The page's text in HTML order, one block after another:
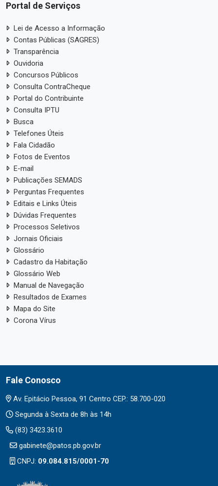
Portal de Serviços
Lei de Acesso a Informação
Contas Públicas (SAGRES)
Transparência
Ouvidoria
Concursos Públicos
Consulta ContraCheque
Portal do Contribuinte
Consulta IPTU
Busca
Telefones Úteis
Fala Cidadão
Fotos de Eventos
E-mail
Publicações SEMADS
Perguntas Frequentes
Editais e Links Úteis
Dúvidas Frequentes
Processos Seletivos
Jornais Oficiais
Glossário
Cadastro da Habitação
Glossário Web
Manual de Navegação
Resultados de Exames
Mapa do Site
Corona Vírus
Fale Conosco
Av. Epitácio Pessoa, 91 Centro CEP.: 58.700-020
Segunda à Sexta de 8h às 14h
(83) 3423.3610
gabinete@patos.pb.gov.br
CNPJ: 09.084.815/0001-70